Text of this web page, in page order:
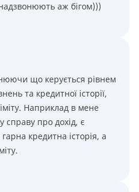
аж бігом)))
що керується рівнем
та кредитної історії,
Наприклад в мене
справу про дохід, є
кредитна історія, а